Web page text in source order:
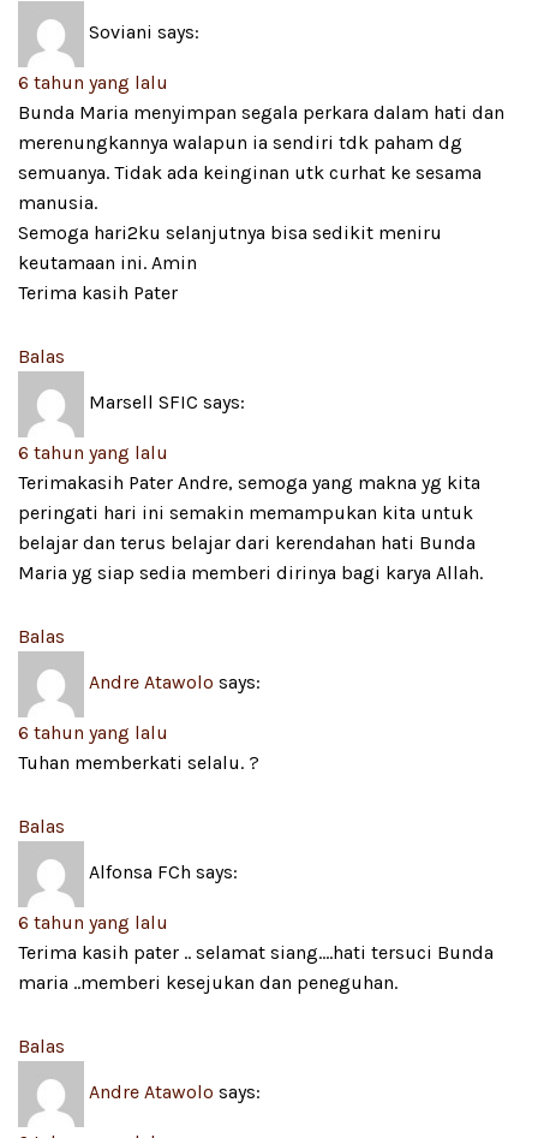
Soviani says:
6 tahun yang lalu
Bunda Maria menyimpan segala perkara dalam hati dan
merenungkannya walapun ia sendiri tdk paham dg
semuanya. Tidak ada keinginan utk curhat ke sesama
manusia.
Semoga hari2ku selanjutnya bisa sedikit meniru
keutamaan ini. Amin
Terima kasih Pater
Balas
Marsell SFIC says:
6 tahun yang lalu
Terimakasih Pater Andre, semoga yang makna yg kita
peringati hari ini semakin memampukan kita untuk
belajar dan terus belajar dari kerendahan hati Bunda
Maria yg siap sedia memberi dirinya bagi karya Allah.
Balas
Andre Atawolo says:
6 tahun yang lalu
Tuhan memberkati selalu. ?
Balas
Alfonsa FCh says:
6 tahun yang lalu
Terima kasih pater .. selamat siang….hati tersuci Bunda
maria ..memberi kesejukan dan peneguhan.
Balas
Andre Atawolo says: